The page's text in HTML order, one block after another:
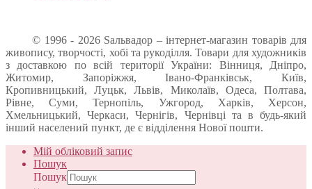
© 1996 - 2026 Sальвадор – інтернет-магазин товарів для
живопису, творчості, хобі та рукоділля. Товари для художників
з доставкою по всій території України: Вінниця, Дніпро,
Житомир, Запоріжжя, Івано-Франківськ, Київ,
Кропивницький, Луцьк, Львів, Миколаїв, Одеса, Полтава,
Рівне, Суми, Тернопіль, Ужгород, Харків, Херсон,
Хмельницький, Черкаси, Чернігів, Чернівці та в будь-який
інший населений пункт, де є відділення Нової пошти.
Мій обліковий запис
Пошук
Пошук